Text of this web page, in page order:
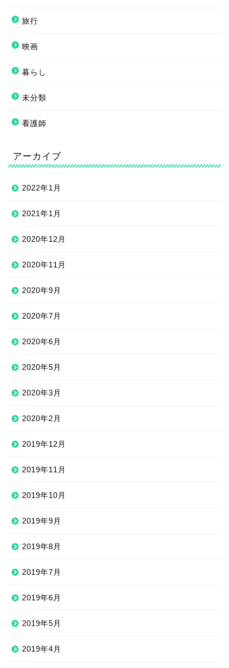
旅行
映画
暮らし
未分類
看護師
アーカイブ
2022年1月
2021年1月
2020年12月
2020年11月
2020年9月
2020年7月
2020年6月
2020年5月
2020年3月
2020年2月
2019年12月
2019年11月
2019年10月
2019年9月
2019年8月
2019年7月
2019年6月
2019年5月
2019年4月